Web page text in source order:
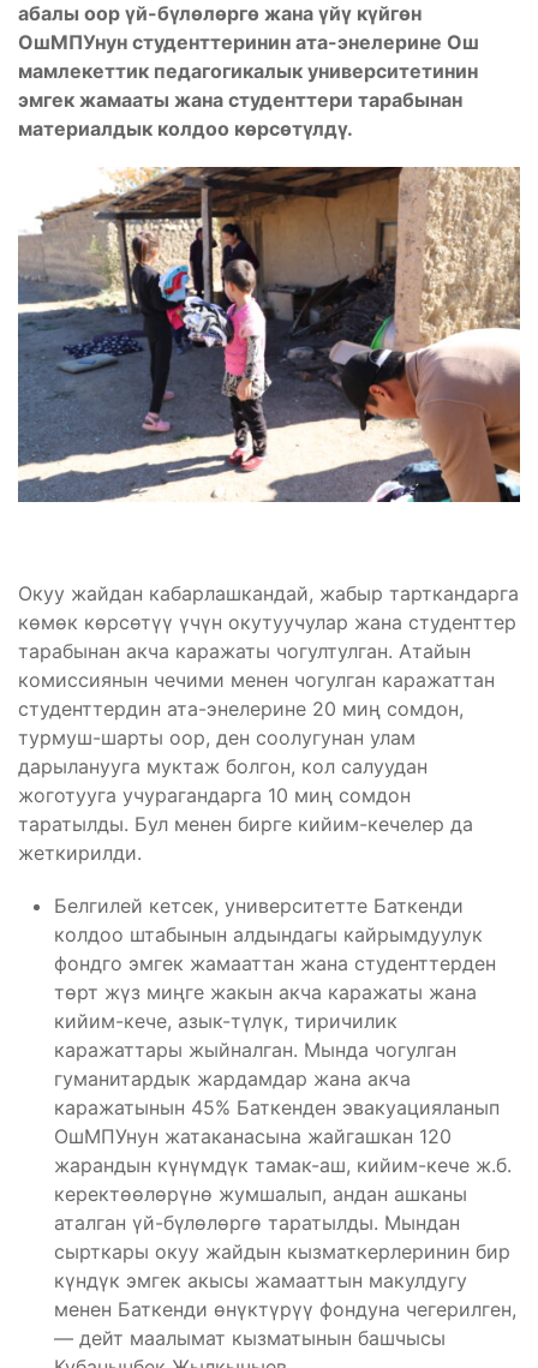
абалы оор үй-бүлөлөргө жана үйү күйгөн
ОшМПУнун студенттеринин ата-энелерине Ош
мамлекеттик педагогикалык университетинин
эмгек жамааты жана студенттери тарабынан
материалдык колдоо көрсөтүлдү.
Окуу жайдан кабарлашкандай, жабыр тарткандарга
көмөк көрсөтүү үчүн окутуучулар жана студенттер
тарабынан акча каражаты чогултулган. Атайын
комиссиянын чечими менен чогулган каражаттан
студенттердин ата-энелерине 20 миң сомдон,
турмуш-шарты оор, ден соолугунан улам
дарыланууга муктаж болгон, кол салуудан
жоготууга учурагандарга 10 миң сомдон
таратылды. Бул менен бирге кийим-кечелер да
жеткирилди.
Белгилей кетсек, университетте Баткенди
колдоо штабынын алдындагы кайрымдуулук
фондго эмгек жамааттан жана студенттерден
төрт жүз миңге жакын акча каражаты жана
кийим-кече, азык-түлүк, тиричилик
каражаттары жыйналган. Мында чогулган
гуманитардык жардамдар жана акча
каражатынын 45% Баткенден эвакуацияланып
ОшМПУнун жатаканасына жайгашкан 120
жарандын күнүмдүк тамак-аш, кийим-кече ж.б.
керектөөлөрүнө жумшалып, андан ашканы
аталган үй-бүлөлөргө таратылды. Мындан
сырткары окуу жайдын кызматкерлеринин бир
күндүк эмгек акысы жамааттын макулдугу
менен Баткенди өнүктүрүү фондуна чегерилген,
— дейт маалымат кызматынын башчысы